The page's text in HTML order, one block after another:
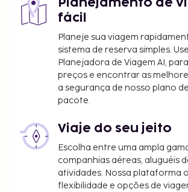
Planejamento de
fácil
Planeje sua viagem
sistema de reserva simples.
Planejadora de Viagem AI,
preços e encontrar as
a segurança de nosso plano
pacote.
Viaje do seu jeito
Escolha entre uma ampla
companhias aéreas, aluguéis
atividades. Nossa plataforma
flexibilidade e opções de